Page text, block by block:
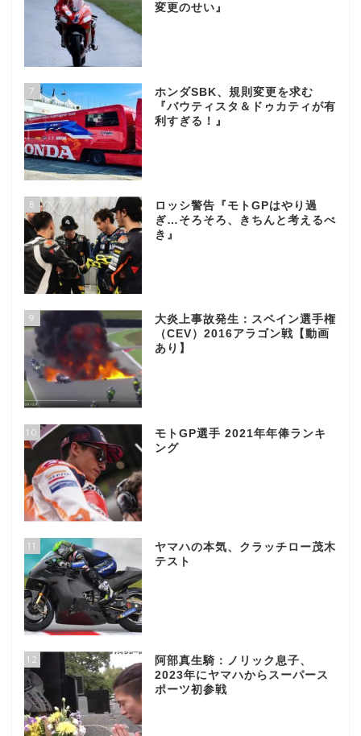
変更のせい』
7
ホンダSBK、規則変更を求む
『バウティスタ＆ドゥカティが有
利すぎる！』
8
ロッシ警告『モトGPはやり過
ぎ…そろそろ、きちんと考えるべ
き』
9
大炎上事故発生：スペイン選手権
（CEV）2016アラゴン戦【動画
あり】
10
モトGP選手 2021年年俸ランキ
ング
11
ヤマハの本気、クラッチロー茂木
テスト
12
阿部真生騎：ノリック息子、
2023年にヤマハからスーパース
ポーツ初参戦